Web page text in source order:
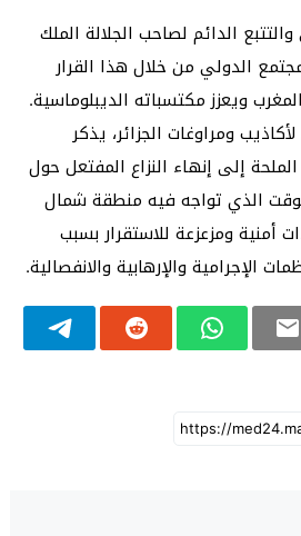
الدائم لصاحب الجلالة الملك
الدولي من خلال هذا القرار
ويعزز مكتسباته الديبلوماسية.
ومراوغات الجزائر، يذكر
إلى إنهاء النزاع المفتعل حول
الذي تواجه فيه منطقة شمال
أمنية ومزعزعة للاستقرار بسبب
الإجرامية والإرهابية والانفصالية.